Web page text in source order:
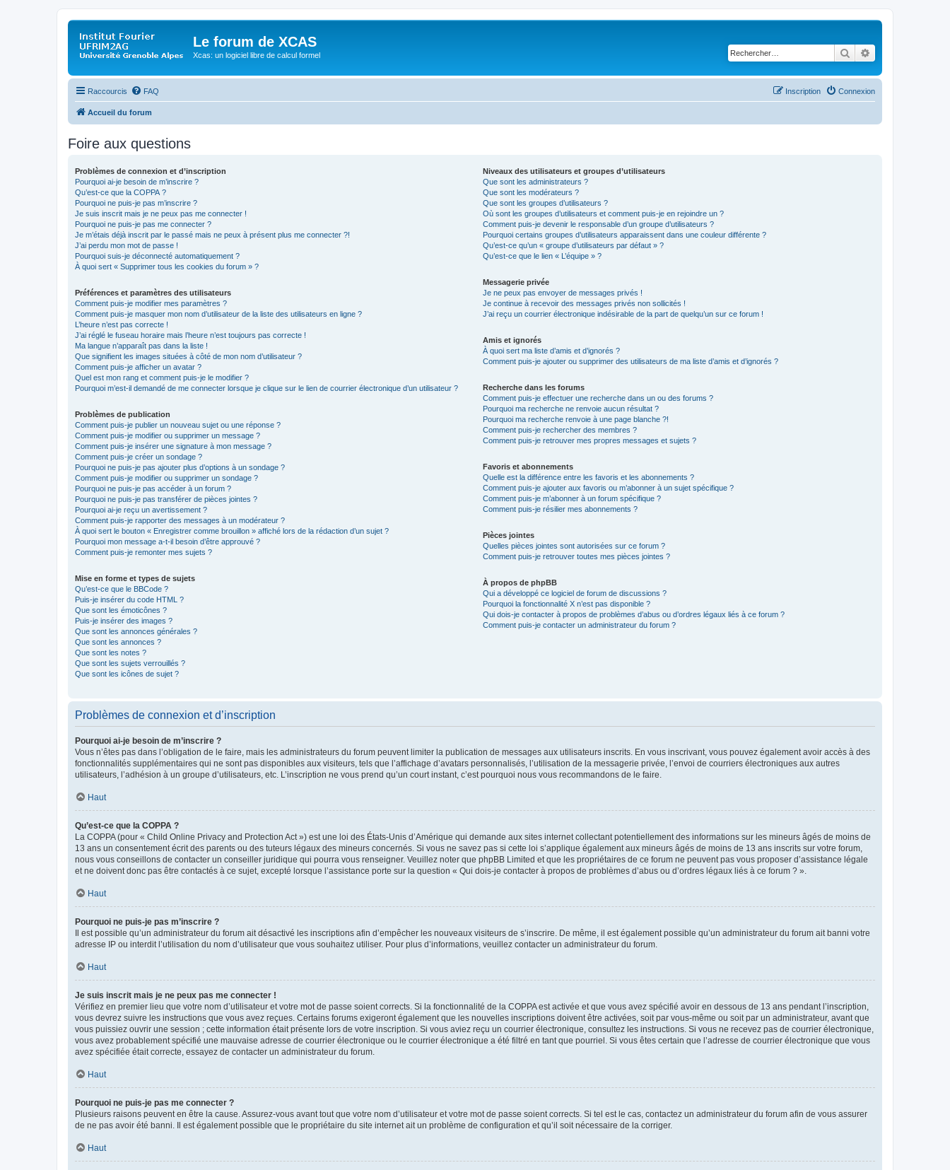
Le forum de XCAS
Xcas: un logiciel libre de calcul formel Rechercher
Raccourcis FAQ Connexion
Inscription
Accueil du forum
Foire aux questions
Problèmes de connexion et d’inscription
Pourquoi ai-je besoin de m’inscrire ?
Qu’est-ce que la COPPA ?
Pourquoi ne puis-je pas m’inscrire ?
Je suis inscrit mais je ne peux pas me connecter !
Pourquoi ne puis-je pas me connecter ?
Je m’étais déjà inscrit par le passé mais ne peux à présent plus me connecter ?!
J’ai perdu mon mot de passe !
Pourquoi suis-je déconnecté automatiquement ?
À quoi sert « Supprimer tous les cookies du forum » ?
Préférences et paramètres des utilisateurs
Comment puis-je modifier mes paramètres ?
Comment puis-je masquer mon nom d’utilisateur de la liste des utilisateurs en ligne ?
L’heure n’est pas correcte !
J’ai réglé le fuseau horaire mais l’heure n’est toujours pas correcte !
Ma langue n’apparaît pas dans la liste !
Que signifient les images situées à côté de mon nom d’utilisateur ?
Comment puis-je afficher un avatar ?
Quel est mon rang et comment puis-je le modifier ?
Pourquoi m’est-il demandé de me connecter lorsque je clique sur le lien de courrier électronique d’un utilisateur ?
Problèmes de publication
Comment puis-je publier un nouveau sujet ou une réponse ?
Comment puis-je modifier ou supprimer un message ?
Comment puis-je insérer une signature à mon message ?
Comment puis-je créer un sondage ?
Pourquoi ne puis-je pas ajouter plus d’options à un sondage ?
Comment puis-je modifier ou supprimer un sondage ?
Pourquoi ne puis-je pas accéder à un forum ?
Pourquoi ne puis-je pas transférer de pièces jointes ?
Pourquoi ai-je reçu un avertissement ?
Comment puis-je rapporter des messages à un modérateur ?
À quoi sert le bouton « Enregistrer comme brouillon » affiché lors de la rédaction d’un sujet ?
Pourquoi mon message a-t-il besoin d’être approuvé ?
Comment puis-je remonter mes sujets ?
Mise en forme et types de sujets
Qu’est-ce que le BBCode ?
Puis-je insérer du code HTML ?
Que sont les émoticônes ?
Puis-je insérer des images ?
Que sont les annonces générales ?
Que sont les annonces ?
Que sont les notes ?
Que sont les sujets verrouillés ?
Que sont les icônes de sujet ?
Niveaux des utilisateurs et groupes d’utilisateurs
Que sont les administrateurs ?
Que sont les modérateurs ?
Que sont les groupes d’utilisateurs ?
Où sont les groupes d’utilisateurs et comment puis-je en rejoindre un ?
Comment puis-je devenir le responsable d’un groupe d’utilisateurs ?
Pourquoi certains groupes d’utilisateurs apparaissent dans une couleur différente ?
Qu’est-ce qu’un « groupe d’utilisateurs par défaut » ?
Qu’est-ce que le lien « L’équipe » ?
Messagerie privée
Je ne peux pas envoyer de messages privés !
Je continue à recevoir des messages privés non sollicités !
J’ai reçu un courrier électronique indésirable de la part de quelqu’un sur ce forum !
Amis et ignorés
À quoi sert ma liste d’amis et d’ignorés ?
Comment puis-je ajouter ou supprimer des utilisateurs de ma liste d’amis et d’ignorés ?
Recherche dans les forums
Comment puis-je effectuer une recherche dans un ou des forums ?
Pourquoi ma recherche ne renvoie aucun résultat ?
Pourquoi ma recherche renvoie à une page blanche ?!
Comment puis-je rechercher des membres ?
Comment puis-je retrouver mes propres messages et sujets ?
Favoris et abonnements
Quelle est la différence entre les favoris et les abonnements ?
Comment puis-je ajouter aux favoris ou m’abonner à un sujet spécifique ?
Comment puis-je m’abonner à un forum spécifique ?
Comment puis-je résilier mes abonnements ?
Pièces jointes
Quelles pièces jointes sont autorisées sur ce forum ?
Comment puis-je retrouver toutes mes pièces jointes ?
À propos de phpBB
Qui a développé ce logiciel de forum de discussions ?
Pourquoi la fonctionnalité X n’est pas disponible ?
Qui dois-je contacter à propos de problèmes d’abus ou d’ordres légaux liés à ce forum ?
Comment puis-je contacter un administrateur du forum ?
Problèmes de connexion et d’inscription
Pourquoi ai-je besoin de m’inscrire ?
Vous n’êtes pas dans l’obligation de le faire, mais les administrateurs du forum peuvent limiter la publication de messages aux utilisateurs inscrits. En vous inscrivant, vous pouvez également avoir accès à des
fonctionnalités supplémentaires qui ne sont pas disponibles aux visiteurs, tels que l’affichage d’avatars personnalisés, l’utilisation de la messagerie privée, l’envoi de courriers électroniques aux autres
utilisateurs, l’adhésion à un groupe d’utilisateurs, etc. L’inscription ne vous prend qu’un court instant, c’est pourquoi nous vous recommandons de le faire.
Haut
Qu’est-ce que la COPPA ?
La COPPA (pour « Child Online Privacy and Protection Act ») est une loi des États-Unis d’Amérique qui demande aux sites internet collectant potentiellement des informations sur les mineurs âgés de moins de
13 ans un consentement écrit des parents ou des tuteurs légaux des mineurs concernés. Si vous ne savez pas si cette loi s’applique également aux mineurs âgés de moins de 13 ans inscrits sur votre forum,
nous vous conseillons de contacter un conseiller juridique qui pourra vous renseigner. Veuillez noter que phpBB Limited et que les propriétaires de ce forum ne peuvent pas vous proposer d’assistance légale
et ne doivent donc pas être contactés à ce sujet, excepté lorsque l’assistance porte sur la question « Qui dois-je contacter à propos de problèmes d’abus ou d’ordres légaux liés à ce forum ? ».
Haut
Pourquoi ne puis-je pas m’inscrire ?
Il est possible qu’un administrateur du forum ait désactivé les inscriptions afin d’empêcher les nouveaux visiteurs de s’inscrire. De même, il est également possible qu’un administrateur du forum ait banni votre
adresse IP ou interdit l’utilisation du nom d’utilisateur que vous souhaitez utiliser. Pour plus d’informations, veuillez contacter un administrateur du forum.
Haut
Je suis inscrit mais je ne peux pas me connecter !
Vérifiez en premier lieu que votre nom d’utilisateur et votre mot de passe soient corrects. Si la fonctionnalité de la COPPA est activée et que vous avez spécifié avoir en dessous de 13 ans pendant l’inscription,
vous devrez suivre les instructions que vous avez reçues. Certains forums exigeront également que les nouvelles inscriptions doivent être activées, soit par vous-même ou soit par un administrateur, avant que
vous puissiez ouvrir une session ; cette information était présente lors de votre inscription. Si vous aviez reçu un courrier électronique, consultez les instructions. Si vous ne recevez pas de courrier électronique,
vous avez probablement spécifié une mauvaise adresse de courrier électronique ou le courrier électronique a été filtré en tant que pourriel. Si vous êtes certain que l’adresse de courrier électronique que vous
avez spécifiée était correcte, essayez de contacter un administrateur du forum.
Haut
Pourquoi ne puis-je pas me connecter ?
Plusieurs raisons peuvent en être la cause. Assurez-vous avant tout que votre nom d’utilisateur et votre mot de passe soient corrects. Si tel est le cas, contactez un administrateur du forum afin de vous assurer
de ne pas avoir été banni. Il est également possible que le propriétaire du site internet ait un problème de configuration et qu’il soit nécessaire de la corriger.
Haut